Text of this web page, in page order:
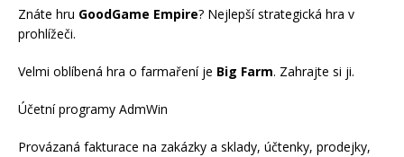
Znáte hru GoodGame Empire? Nejlepší strategická hra v
prohlížeči.
Velmi oblíbená hra o farmaření je Big Farm. Zahrajte si ji.
Účetní programy AdmWin
Provázaná fakturace na zakázky a sklady, účtenky, prodejky,